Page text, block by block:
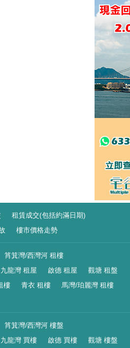
租賃成交(包括約滿日期)
樓市價格走勢
筲箕灣/西灣河 租樓
九龍灣 租屋 啟德 租屋
觀塘 租盤
樓 青衣 租樓
馬灣/珀麗灣 租樓
筲箕灣/西灣河 樓盤
九龍灣 買樓 啟德 買樓 觀塘 樓盤